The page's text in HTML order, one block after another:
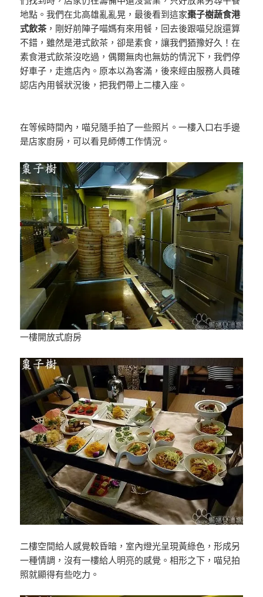
地點。我們在北高雄亂亂晃，最後看到這家棗子樹蔬食港
式飲茶 ，剛好前陣子喵媽有來用餐，回去後跟喵兒說還算
不錯，雖然是港式飲茶，卻是素食，讓我們猶豫好久！在
素食港式飲茶沒吃過，偶爾無肉也無妨的情況下，我們停
好車子，走進店內。原本以為客滿，後來經由服務人員確
認店內用餐狀況後，把我們帶上二樓入座。
在等候時間內，喵兒隨手拍了一些照片。一樓入口右手邊
是店家廚房，可以看見師傅工作情況。
一樓開放式廚房
二樓空間給人感覺較昏暗，室內燈光呈現黃綠色，形成另
一種情調，沒有一樓給人明亮的感覺。相形之下，喵兒拍
照就顯得有些吃力。